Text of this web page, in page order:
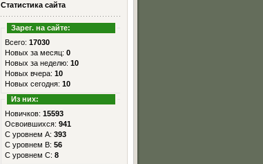
Статистика сайта
Зарег. на сайте:
Всего: 17030
Новых за месяц: 0
Новых за неделю: 10
Новых вчера: 10
Новых сегодня: 10
Из них:
Новичков: 15593
Освоившихся: 941
С уровнем А: 393
С уровнем B: 56
С уровнем C: 8